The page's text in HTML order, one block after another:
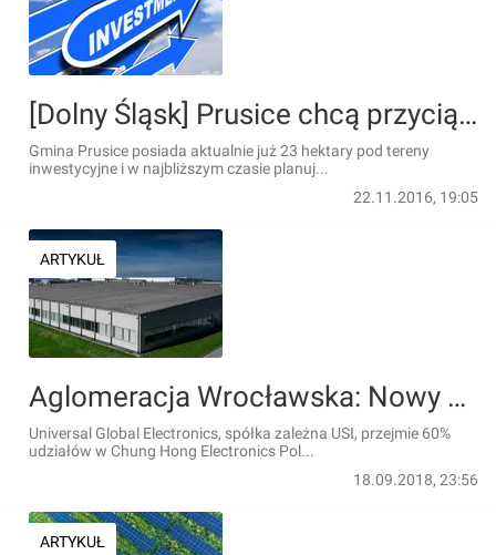
[Dolny Śląsk] Prusice chcą przyciągnąć nowych inwestorów
Gmina Prusice posiada aktualnie już 23 hektary pod tereny
inwestycyjne i w najbliższym czasie planuj...
22.11.2016, 19:05
ARTYKUŁ
Aglomeracja Wrocławska: Nowy właściciel Chung Hong Electronics Poland planuje inwestycje, rozwój i wzrost zatrudnienia w podwrocławskiej fabryce
Universal Global Electronics, spółka zależna USI, przejmie 60%
udziałów w Chung Hong Electronics Pol...
18.09.2018, 23:56
ARTYKUŁ